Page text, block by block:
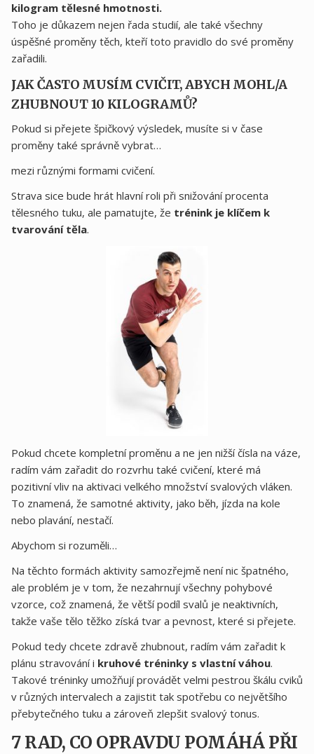
kilogram tělesné hmotnosti.
Toho je důkazem nejen řada studií, ale také všechny
úspěšné proměny těch, kteří toto pravidlo do své proměny
zařadili.
JAK ČASTO MUSÍM CVIČIT, ABYCH MOHL/A
ZHUBNOUT 10 KILOGRAMŮ?
Pokud si přejete špičkový výsledek, musíte si v čase
proměny také správně vybrat…
mezi různými formami cvičení.
Strava sice bude hrát hlavní roli při snižování procenta
tělesného tuku, ale pamatujte, že trénink je klíčem k
tvarování těla.
Pokud chcete kompletní proměnu a ne jen nižší čísla na váze,
radím vám zařadit do rozvrhu také cvičení, které má
pozitivní vliv na aktivaci velkého množství svalových vláken.
To znamená, že samotné aktivity, jako běh, jízda na kole
nebo plavání, nestačí.
Abychom si rozuměli…
Na těchto formách aktivity samozřejmě není nic špatného, ​​
ale problém je v tom, že nezahrnují všechny pohybové
vzorce, což znamená, že větší podíl svalů je neaktivních,
takže vaše tělo těžko získá tvar a pevnost, které si přejete.
Pokud tedy chcete zdravě zhubnout, radím vám zařadit k
plánu stravování i kruhové tréninky s vlastní váhou.
Takové tréninky umožňují provádět velmi pestrou škálu cviků
v různých intervalech a zajistit tak spotřebu co největšího
přebytečného tuku a zároveň zlepšit svalový tonus.
7 RAD, CO OPRAVDU POMÁHÁ PŘI